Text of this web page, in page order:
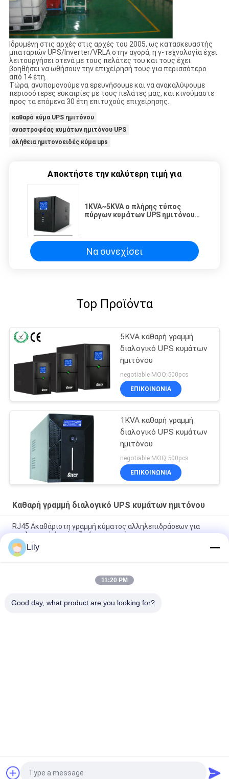
Ιδρυμένη στις αρχές στις αρχές του 2005, ως κατασκευαστής
μπαταριών UPS/Inverter/VRLA στην αγορά, η γ-τεχνολογία έχει
λειτουργήσει στενά με τους πελάτες του και τους έχει
βοηθήσει να ωθήσουν την επιχείρησή τους για περισσότερο
από 14 έτη.
Τώρα, ανυπομονούμε να ερευνήσουμε και να ανακαλύψουμε
περισσότερες ευκαιρίες με τους πελάτες μας, και κινούμαστε
προς τα επόμενα 30 έτη επιτυχούς επιχείρησης.
καθαρό κύμα UPS ημιτόνου
αναστροφέας κυμάτων ημιτόνου UPS
αλήθεια ημιτονοειδές κύμα ups
Αποκτήστε την καλύτερη τιμή για
1KVA~5KVA ο πλήρης τύπος
πύργων κυμάτων UPS ημιτόνου
Να συνεχίσει
Top Προϊόντα
5KVA καθαρή γραμμή
διαλογικό UPS κυμάτων
ημιτόνου
negotiable MOQ:500pcs
ΕΠΙΚΟΙΝΩΝΙΑ
1KVA καθαρή γραμμή
διαλογικό UPS κυμάτων
ημιτόνου
negotiable MOQ:500pcs
ΕΠΙΚΟΙΝΩΝΙΑ
Καθαρή γραμμή διαλογικό UPS κυμάτων ημιτόνου
RJ45 Ακαθάριστη γραμμή κύματος αλληλεπιδράσεων για
υπολογιστή / τράπεζα / τερματικό
Υψηλής απόδοσης αλληλεπιδραστική γραμμή sinus wave ups
600va / 800va / 1200va
Rtl Rack Mount Pure Sine Wave Ups χωρητικότητα μπαταρίας
Δύναμης
Αίτηση κράτησης
Lily
11:20 PM
Good day, what product are you looking for?